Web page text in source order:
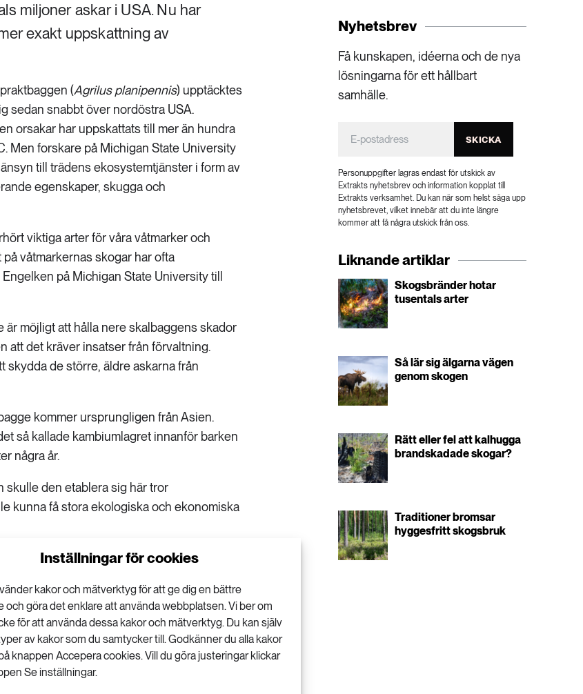
Inställningar för cookies
kakor och mätverktyg för att ge dig en bättre
och göra det enklare att använda webbplatsen. Vi ber om
för att använda dessa kakor och mätverktyg. Du kan själv
av kakor som du samtycker till. Godkänner du alla kakor
knappen Accepera cookies. Vill du göra justeringar klickar
Se inställningar.
miljoner askar i USA. Nu har
exakt uppskattning av
(Agrilus planipennis) upptäcktes
sedan snabbt över nordöstra USA.
orsakar har uppskattats till mer än hundra
Men forskare på Michigan State University
till trädens ekosystemtjänster i form av
egenskaper, skugga och
viktiga arter för våra våtmarker och
våtmarkernas skogar har ofta
på Michigan State University till
är möjligt att hålla nere skalbaggens skador
att det kräver insatser från förvaltning.
skydda de större, äldre askarna från
kommer ursprungligen från Asien.
så kallade kambiumlagret innanför barken
några år.
skulle den etablera sig här tror
kunna få stora ekologiska och ekonomiska
kommer att publiceras i Forest
(0) OCH DELA
Nyhetsbrev
Få kunskapen, idéerna och de nya
lösningarna för ett hållbart
samhälle.
SKICKA
Personuppgifter lagras endast för utskick av
Extrakts nyhetsbrev och information kopplat till
Extrakts verksamhet. Du kan när som helst säga upp
nyhetsbrevet, vilket innebär att du inte längre
kommer att få några utskick från oss.
Liknande artiklar
Skogsbränder hotar
tusentals arter
Så lär sig älgarna vägen
genom skogen
Rätt eller fel att kalhugga
brandskadade skogar?
Traditioner bromsar
hyggesfritt skogsbruk